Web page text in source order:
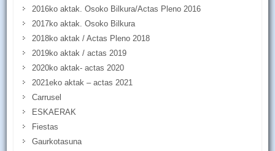
2016ko aktak. Osoko Bilkura/Actas Pleno 2016
2017ko aktak. Osoko Bilkura
2018ko aktak / Actas Pleno 2018
2019ko aktak / actas 2019
2020ko aktak- actas 2020
2021eko aktak – actas 2021
Carrusel
ESKAERAK
Fiestas
Gaurkotasuna